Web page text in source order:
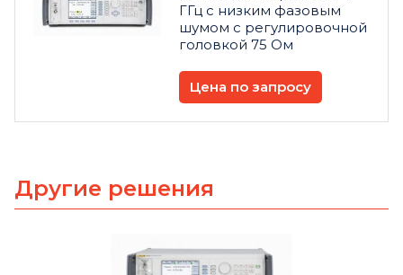
ГГц с низким фазовым
шумом с регулировочной
головкой 75 Ом
Цена по запросу
Другие решения